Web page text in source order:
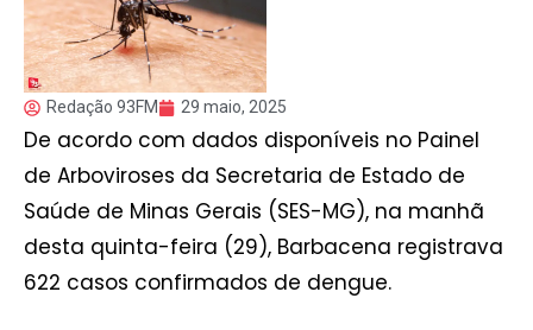
Redação 93FM 29 maio, 2025
De acordo com dados disponíveis no Painel
de Arboviroses da Secretaria de Estado de
Saúde de Minas Gerais (SES-MG), na manhã
desta quinta-feira (29), Barbacena registrava
622 casos confirmados de dengue.